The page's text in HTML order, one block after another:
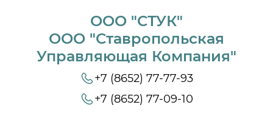
ООО "СТУК"
ООО "Ставропольская
Управляющая Компания"
+7 (8652) 77-77-93
+7 (8652) 77-09-10